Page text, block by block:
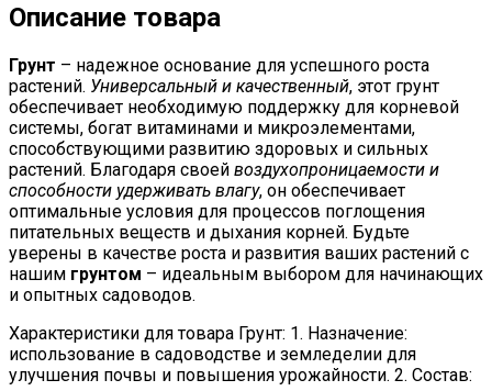
Описание товара
Грунт – надежное основание для успешного роста
растений. Универсальный и качественный, этот грунт
обеспечивает необходимую поддержку для корневой
системы, богат витаминами и микроэлементами,
способствующими развитию здоровых и сильных
растений. Благодаря своей воздухопроницаемости и
способности удерживать влагу, он обеспечивает
оптимальные условия для процессов поглощения
питательных веществ и дыхания корней. Будьте
уверены в качестве роста и развития ваших растений с
нашим грунтом – идеальным выбором для начинающих
и опытных садоводов.
Характеристики для товара Грунт: 1. Назначение:
использование в садоводстве и земледелии для
улучшения почвы и повышения урожайности. 2. Состав: